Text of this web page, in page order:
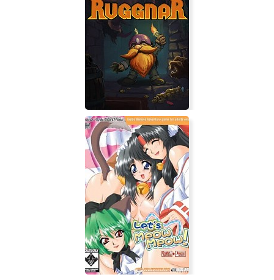
Neon Genesis Evangelion (игра)
Ruggnar